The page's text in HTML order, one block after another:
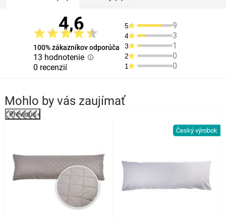
4,6
100% zákazníkov odporúča
13 hodnotenie
0 recenzií
5 9
4 3
3 1
2 0
1 0
Mohlo by vás zaujímať
Previous
Český výrobok